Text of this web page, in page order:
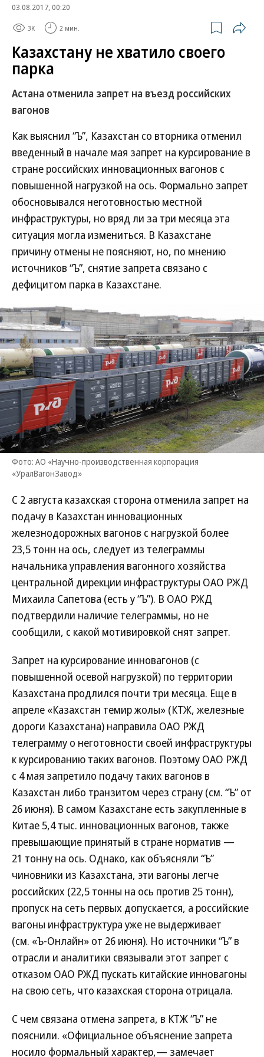
03.08.2017, 00:20
3K 2 мин.
Казахстану не хватило своего
парка
Астана отменила запрет на въезд российских
вагонов
Как выяснил “Ъ”, Казахстан со вторника отменил
введенный в начале мая запрет на курсирование в
стране российских инновационных вагонов с
повышенной нагрузкой на ось. Формально запрет
обосновывался неготовностью местной
инфраструктуры, но вряд ли за три месяца эта
ситуация могла измениться. В Казахстане
причину отмены не поясняют, но, по мнению
источников “Ъ”, снятие запрета связано с
дефицитом парка в Казахстане.
Фото: АО «Научно-производственная корпорация
«УралВагонЗавод»
С 2 августа казахская сторона отменила запрет на
подачу в Казахстан инновационных
железнодорожных вагонов с нагрузкой более
23,5 тонн на ось, следует из телеграммы
начальника управления вагонного хозяйства
центральной дирекции инфраструктуры ОАО РЖД
Михаила Сапетова (есть у “Ъ”). В ОАО РЖД
подтвердили наличие телеграммы, но не
сообщили, с какой мотивировкой снят запрет.
Запрет на курсирование инновагонов (с
повышенной осевой нагрузкой) по территории
Казахстана продлился почти три месяца. Еще в
апреле «Казахстан темир жолы» (КТЖ, железные
дороги Казахстана) направила ОАО РЖД
телеграмму о неготовности своей инфраструктуры
к курсированию таких вагонов. Поэтому ОАО РЖД
с 4 мая запретило подачу таких вагонов в
Казахстан либо транзитом через страну (см. “Ъ” от
26 июня). В самом Казахстане есть закупленные в
Китае 5,4 тыс. инновационных вагонов, также
превышающие принятый в стране норматив —
21 тонну на ось. Однако, как объясняли “Ъ”
чиновники из Казахстана, эти вагоны легче
российских (22,5 тонны на ось против 25 тонн),
пропуск на сеть первых допускается, а российские
вагоны инфраструктура уже не выдерживает
(см. «Ъ-Онлайн» от 26 июня). Но источники “Ъ” в
отрасли и аналитики связывали этот запрет с
отказом ОАО РЖД пускать китайские инновагоны
на свою сеть, что казахская сторона отрицала.
С чем связана отмена запрета, в КТЖ “Ъ” не
пояснили. «Официальное объяснение запрета
носило формальный характер,— замечает